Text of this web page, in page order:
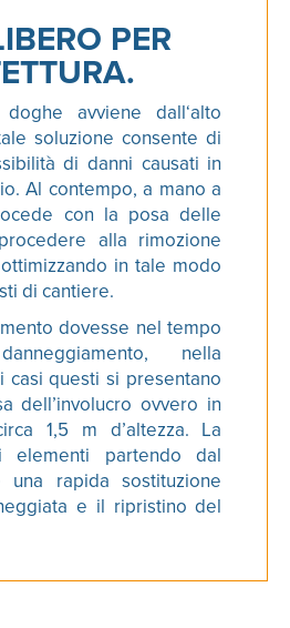
PER
avviene dall‘alto
soluzione consente di
di danni causati in
Al contempo, a mano a
con la posa delle
alla rimozione
in tale modo
di cantiere.
dovesse nel tempo
nella
casi questi si presentano
dell’involucro ovvero in
1,5 m d’altezza. La
elementi partendo dal
una rapida sostituzione
e il ripristino del